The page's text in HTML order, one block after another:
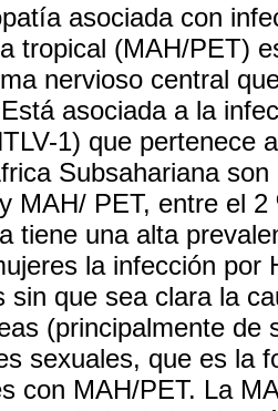
asociada con
tropical (MAH/PET)
nervioso central
asociada a la
1) que pertenece
Subsahariana
MAH/ PET, entre el
tiene una alta
la infección por
sin que sea clara la
(principalmente de
sexuales, que es la
con MAH/PET. La